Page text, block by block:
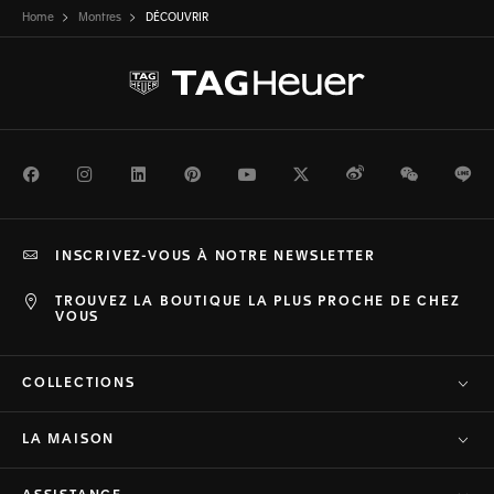
Home Montres DÉCOUVRIR
FacebookInstagramLinkedInPinterestYoutubeTwitterWeiboWeChat
TROUVEZ LA BOUTIQUE LA PLUS PROCHE DE CHEZ
VOUS
INSCRIVEZ-VOUS À NOTRE NEWSLETTER
COLLECTIONS
LA MAISON